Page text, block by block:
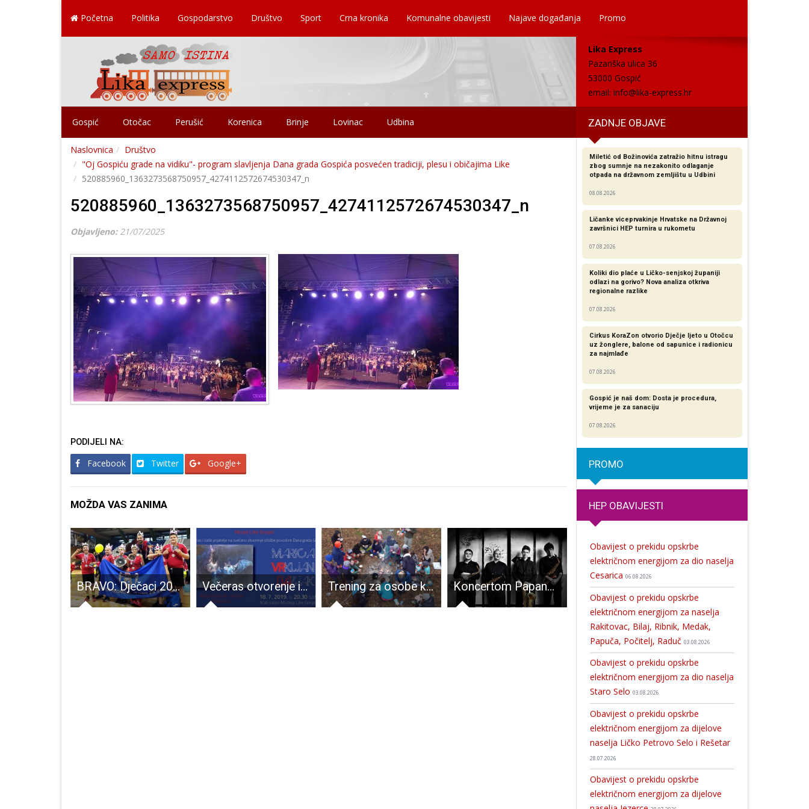
Početna Politika Gospodarstvo Društvo Sport Crna kronika Komunalne obavijesti Najave događanja Promo
Lika Express
Pazariška ulica 36
53000 Gospić
email: info@lika-express.hr
Gospić Otočac Perušić Korenica Brinje Lovinac Udbina ZADNJE OBJAVE
Naslovnica
Društvo
"Oj Gospiću grade na vidiku"- program slavljenja Dana grada Gospića posvećen tradiciji, plesu i običajima Like
520885960_1363273568750957_4274112572674530347_n
520885960_1363273568750957_4274112572674530347_n
Objavljeno: 21/07/2025
PODIJELI NA:
Facebook Twitter Google+
MOŽDA VAS ZANIMA
BRAVO: Dječaci 2008.godišta RK Gospić najbolji u Hrvatskoj!!! Večeras otvorenje izložbe autorice Marice Vrkljan Bazjak, rođene Gospićanke Trening za osobe koje rade s mladima „Reach OUTdoor!“ Koncertom Papandopulo kvarteta večeras počinju 19. Gospićke glazbene večeri Obavijest o prekidu opskrbe električnom energijom za dio naselja Podum
Miletić od Božinovića zatražio hitnu istragu
zbog sumnje na nezakonito odlaganje
otpada na državnom zemljištu u Udbini
08.08.2026
Ličanke viceprvakinje Hrvatske na Državnoj
završnici HEP turnira u rukometu
07.08.2026
Koliki dio plaće u Ličko-senjskoj županiji
odlazi na gorivo? Nova analiza otkriva
regionalne razlike​
07.08.2026
Cirkus KoraZon otvorio Dječje ljeto u Otočcu
uz žonglere, balone od sapunice i radionicu
za najmlađe
07.08.2026
Gospić je naš dom: Dosta je procedura,
vrijeme je za sanaciju
07.08.2026
PROMO
HEP OBAVIJESTI
Obavijest o prekidu opskrbe
električnom energijom za dio naselja
Cesarica 06.08.2026
Obavijest o prekidu opskrbe
električnom energijom za naselja
Rakitovac, Bilaj, Ribnik, Medak,
Papuča, Počitelj, Raduč 03.08.2026
Obavijest o prekidu opskrbe
električnom energijom za dio naselja
Staro Selo 03.08.2026
Obavijest o prekidu opskrbe
električnom energijom za dijelove
naselja Ličko Petrovo Selo i Rešetar
28.07.2026
Obavijest o prekidu opskrbe
električnom energijom za dijelove